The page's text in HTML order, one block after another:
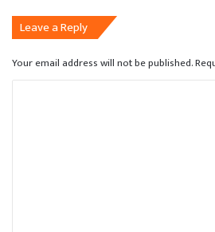
Leave a Reply
Your email address will not be published.